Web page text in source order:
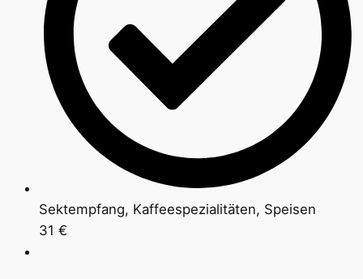
Sektempfang, Kaffeespezialitäten, Speisen
31 €